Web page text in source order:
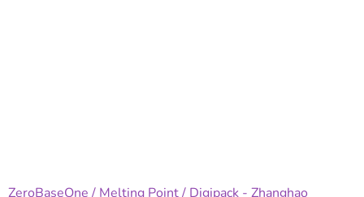
ZeroBaseOne / Melting Point / Digipack - Zhanghao